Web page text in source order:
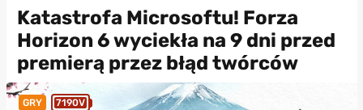
Katastrofa Microsoftu! Forza
Horizon 6 wyciekła na 9 dni przed
premierą przez błąd twórców
GRY 7190V